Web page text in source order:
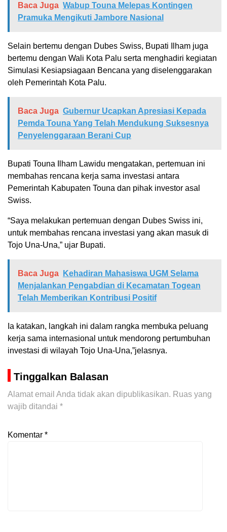
Baca Juga Wabup Touna Melepas Kontingen
Pramuka Mengikuti Jambore Nasional
Selain bertemu dengan Dubes Swiss, Bupati Ilham juga
bertemu dengan Wali Kota Palu serta menghadiri kegiatan
Simulasi Kesiapsiagaan Bencana yang diselenggarakan
oleh Pemerintah Kota Palu.
Baca Juga Gubernur Ucapkan Apresiasi Kepada
Pemda Touna Yang Telah Mendukung Suksesnya
Penyelenggaraan Berani Cup
Bupati Touna Ilham Lawidu mengatakan, pertemuan ini
membahas rencana kerja sama investasi antara
Pemerintah Kabupaten Touna dan pihak investor asal
Swiss.
“Saya melakukan pertemuan dengan Dubes Swiss ini,
untuk membahas rencana investasi yang akan masuk di
Tojo Una-Una,” ujar Bupati.
Baca Juga
Kehadiran Mahasiswa UGM Selama
Menjalankan Pengabdian di Kecamatan Togean
Telah Memberikan Kontribusi Positif
Ia katakan, langkah ini dalam rangka membuka peluang
kerja sama internasional untuk mendorong pertumbuhan
investasi di wilayah Tojo Una-Una,”jelasnya.
Tinggalkan Balasan
Alamat email Anda tidak akan dipublikasikan. Ruas yang
wajib ditandai *
Komentar *